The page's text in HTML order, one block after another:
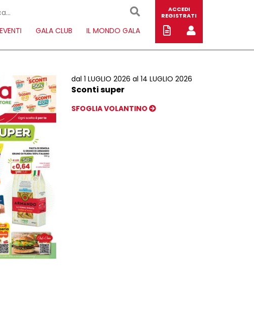
GALA CLUB IL MONDO GALA
ACCEDI
REGISTRATI
dal 1 LUGLIO 2026 al 14 LUGLIO 2026
Sconti super
SFOGLIA VOLANTINO